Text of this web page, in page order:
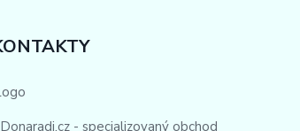
- specializovaný obchod